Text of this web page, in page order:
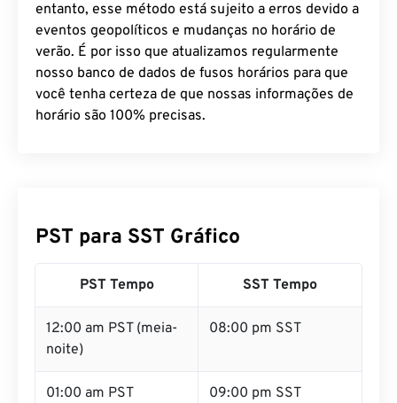
entanto, esse método está sujeito a erros devido a
eventos geopolíticos e mudanças no horário de
verão. É por isso que atualizamos regularmente
nosso banco de dados de fusos horários para que
você tenha certeza de que nossas informações de
horário são 100% precisas.
PST para SST Gráfico
PST Tempo SST Tempo
12:00 am PST (meia-
noite)
08:00 pm SST
01:00 am PST 09:00 pm SST